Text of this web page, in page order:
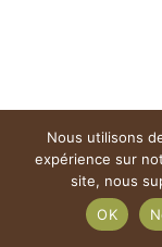
Nous utilisons
expérience sur
site, nous
OK